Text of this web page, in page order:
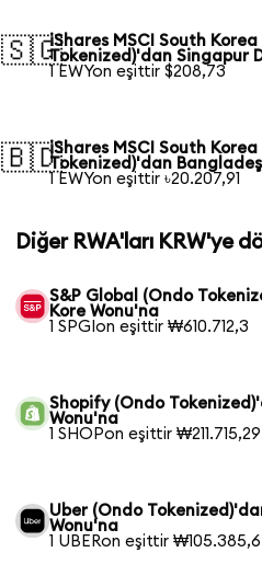
🇸🇬iShares MSCI South Korea
Tokenized)'dan Singapur
1 EWYon eşittir $208,73
🇧🇩iShares MSCI South Korea
Tokenized)'dan
1 EWYon eşittir ৳20.207,91
Diğer RWA'ları KRW'ye
S&P Global (Ondo
Kore Wonu'na
1 SPGIon eşittir ₩610.712,3
Shopify (Ondo
Wonu'na
1 SHOPon eşittir ₩211.715,29
Uber (Ondo
Wonu'na
1 UBERon eşittir ₩105.385,6